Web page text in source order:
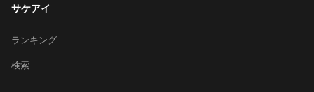
サケアイ
ランキング
検索